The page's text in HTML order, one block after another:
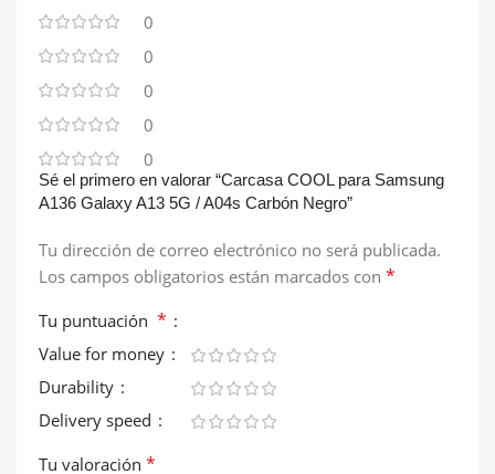
0
0
0
0
0
Sé el primero en valorar “Carcasa COOL para Samsung
A136 Galaxy A13 5G / A04s Carbón Negro”
Tu dirección de correo electrónico no será publicada.
Los campos obligatorios están marcados con *
Tu puntuación *
Value for money
Durability
Delivery speed
Tu valoración *